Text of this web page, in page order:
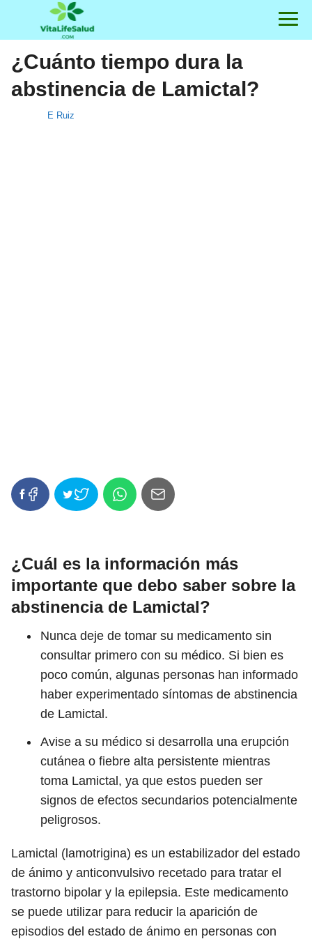
¿Cuánto tiempo dura la
abstinencia de Lamictal?
E Ruiz
¿Cuál es la información más
importante que debo saber sobre la
abstinencia de Lamictal?
Nunca deje de tomar su medicamento sin
consultar primero con su médico. Si bien es
poco común, algunas personas han informado
haber experimentado síntomas de abstinencia
de Lamictal.
Avise a su médico si desarrolla una erupción
cutánea o fiebre alta persistente mientras
toma Lamictal, ya que estos pueden ser
signos de efectos secundarios potencialmente
peligrosos.
Lamictal (lamotrigina) es un estabilizador del estado
de ánimo y anticonvulsivo recetado para tratar el
trastorno bipolar y la epilepsia. Este medicamento
se puede utilizar para reducir la aparición de
episodios del estado de ánimo en personas con